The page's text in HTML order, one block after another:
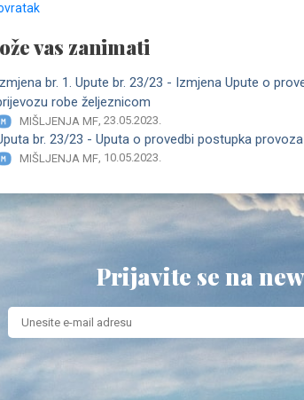
vas zanimati
br. 1. Upute br. 23/23 - Izmjena Upute o
robe željeznicom
MIŠLJENJA MF, 23.05.2023.
br. 23/23 - Uputa o provedbi postupka
MIŠLJENJA MF, 10.05.2023.
Prijavite se na